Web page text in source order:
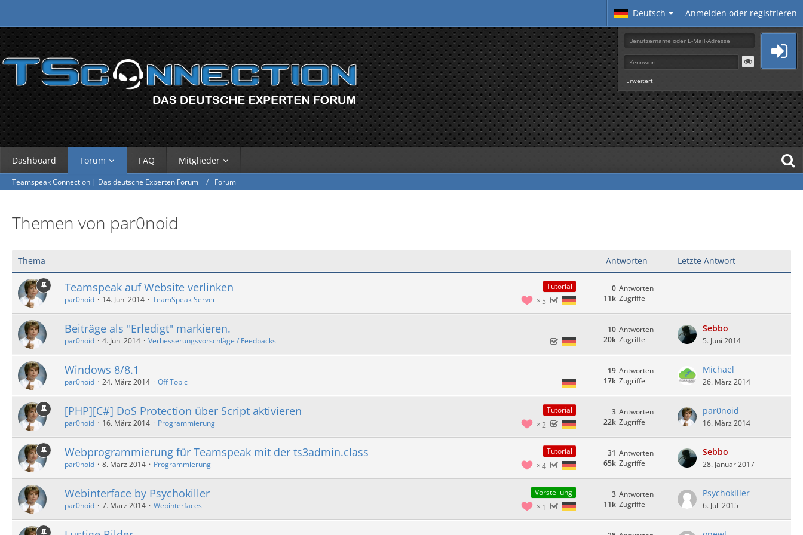
Deutsch Anmelden oder registrieren
Erweitert
Dashboard Forum FAQ Mitglieder
Teamspeak Connection | Das deutsche Experten Forum Forum
Themen von par0noid
Thema Antworten Letzte Antwort
Tutorial
Teamspeak auf Website verlinken
5
par0noid 14. Juni 2014 TeamSpeak Server
Antworten
0
Zugriffe
11k
Beiträge als "Erledigt" markieren.
par0noid 4. Juni 2014 Verbesserungsvorschläge / Feedbacks
Antworten
10
Zugriffe
20k
Sebbo
5. Juni 2014
Windows 8/8.1
par0noid 24. März 2014 Off Topic
Antworten
19
Zugriffe
17k
Michael
26. März 2014
Tutorial
[PHP][C#] DoS Protection über Script aktivieren
2
par0noid 16. März 2014 Programmierung
Antworten
3
Zugriffe
22k
par0noid
16. März 2014
Tutorial
Webprogrammierung für Teamspeak mit der ts3admin.class
4
par0noid 8. März 2014 Programmierung
Antworten
31
Zugriffe
65k
Sebbo
28. Januar 2017
Vorstellung
Webinterface by Psychokiller
1
par0noid 7. März 2014 Webinterfaces
Antworten
3
Zugriffe
11k
Psychokiller
6. Juli 2015